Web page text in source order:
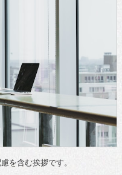
を含む挨拶です。